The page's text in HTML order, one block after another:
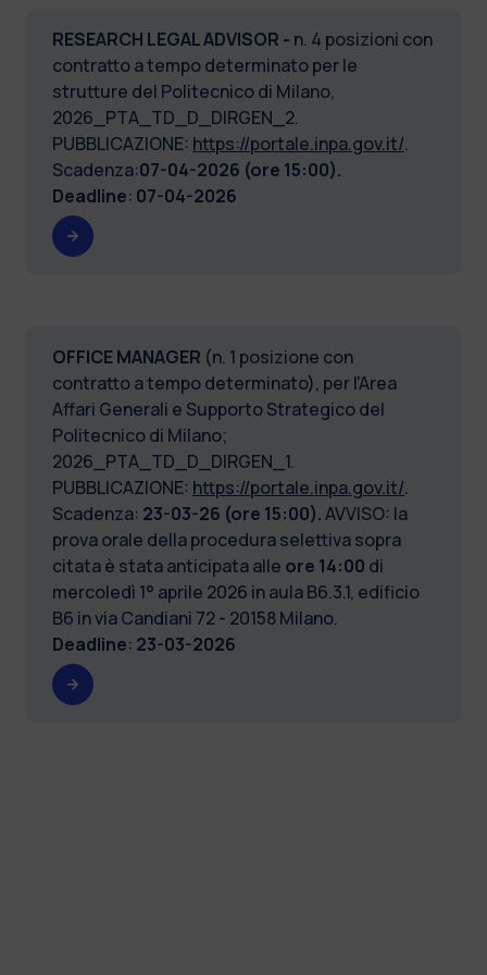
RESEARCH LEGAL ADVISOR - n. 4 posizioni con
contratto a tempo determinato per le
strutture del Politecnico di Milano,
2026_PTA_TD_D_DIRGEN_2.
PUBBLICAZIONE: https://portale.inpa.gov.it/.
Scadenza:07-04-2026 (ore 15:00).
Deadline: 07-04-2026
OFFICE MANAGER (n. 1 posizione con
contratto a tempo determinato), per l'Area
Affari Generali e Supporto Strategico del
Politecnico di Milano;
2026_PTA_TD_D_DIRGEN_1.
PUBBLICAZIONE: https://portale.inpa.gov.it/.
Scadenza: 23-03-26 (ore 15:00).AVVISO: la
prova orale della procedura selettiva sopra
citata è stata anticipataalle ore 14:00 di
mercoledì 1° aprile 2026 in aula B6.3.1, edificio
B6 in via Candiani 72 - 20158 Milano.
Deadline: 23-03-2026